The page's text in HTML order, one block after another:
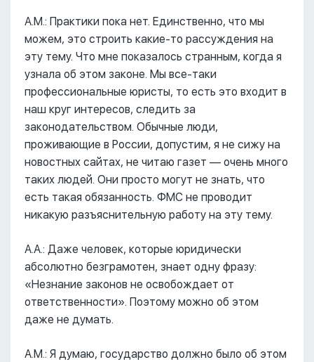
А.М.: Практики пока нет. Единственно, что мы
можем, это строить какие-то рассуждения на
эту тему. Что мне показалось странным, когда я
узнала об этом законе. Мы все-таки
профессиональные юристы, то есть это входит в
наш круг интересов, следить за
законодательством. Обычные люди,
проживающие в России, допустим, я не сижу на
новостных сайтах, не читаю газет –– очень много
таких людей. Они просто могут не знать, что
есть такая обязанность. ФМС не проводит
никакую разъяснительную работу на эту тему.
А.А.: Даже человек, которые юридически
абсолютно безграмотен, знает одну фразу:
«Незнание законов не освобождает от
ответственности». Поэтому можно об этом
даже не думать.
А.М.: Я думаю, государство должно было об этом